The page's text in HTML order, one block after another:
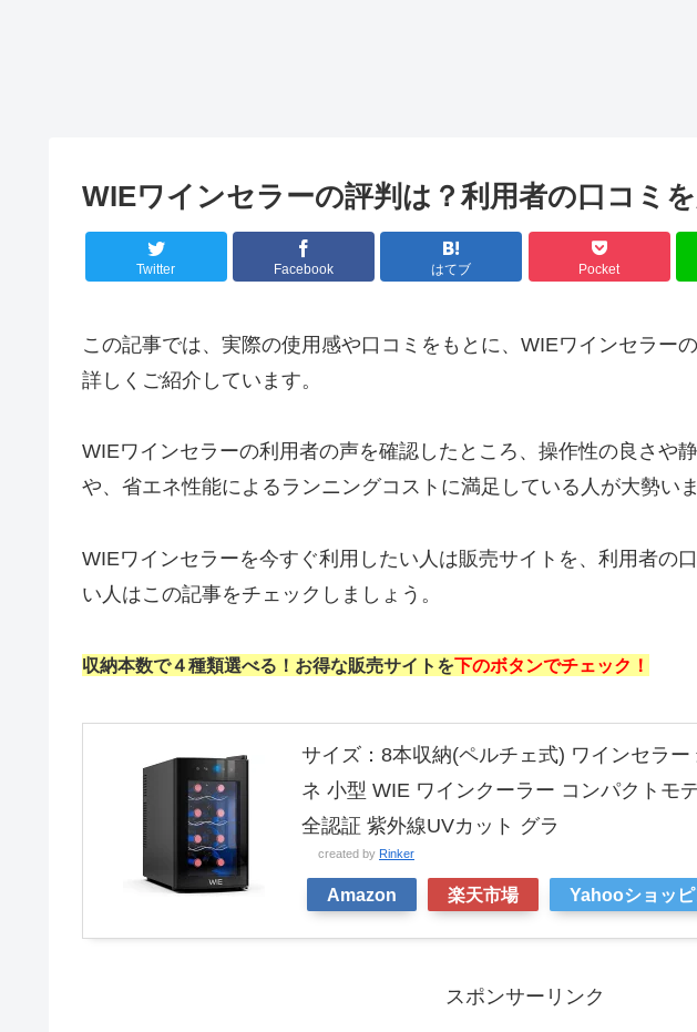
WIEワインセラーの評判は？利用者の口コミを
Twitter Facebook はてブ Pocket
この記事では、実際の使用感や口コミをもとに、WIEワインセラー
詳しくご紹介しています。
WIEワインセラーの利用者の声を確認したところ、操作性の良さや
や、省エネ性能によるランニングコストに満足している人が大勢い
WIEワインセラーを今すぐ利用したい人は販売サイトを、利用者の
い人はこの記事をチェックしましょう。
収納本数で４種類選べる！お得な販売サイトを下のボタンでチェック！
サイズ：8本収納(ペルチェ式) ワインセラ
ネ 小型 WIE ワインクーラー コンパクトモ
全認証 紫外線UVカット グラ
created by Rinker
Amazon 楽天市場 Yahooショッ
スポンサーリンク